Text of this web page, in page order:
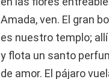
Amada, ven. El gran
es nuestro templo;
y flota un santo
de amor. El pájaro